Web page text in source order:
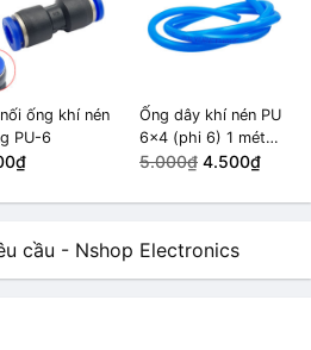
ống khí nén
PU-6
Ống dây khí nén PU
6x4 (phi 6) 1 mét
màu xanh
5.000₫ 4.500₫